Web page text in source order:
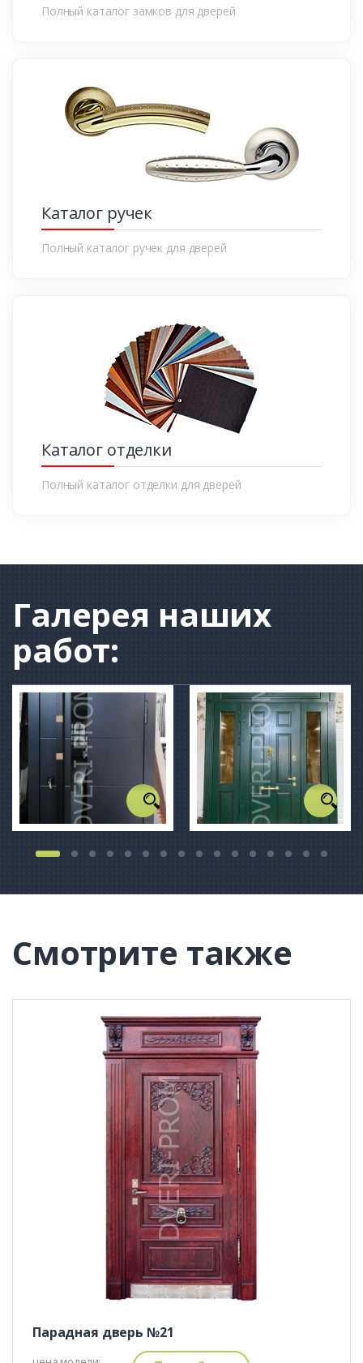
Полный каталог замков для дверей
Каталог ручек
Полный каталог ручек для дверей
Каталог отделки
Полный каталог отделки для дверей
Галерея наших
работ:
Смотрите также
Парадная дверь №21